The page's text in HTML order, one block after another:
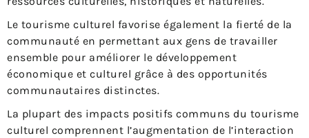
Le tourisme culturel favorise également la fierté de la
communauté en permettant aux gens de travailler
ensemble pour améliorer le développement
économique et culturel grâce à des opportunités
communautaires distinctes.
La plupart des impacts positifs communs du tourisme
culturel comprennent l’augmentation de l’interaction